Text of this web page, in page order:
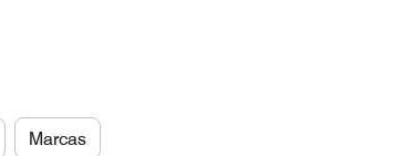
Marcas